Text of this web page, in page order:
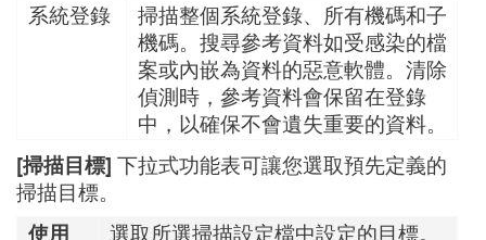
系統登錄
掃描整個系統登錄、所有機碼和子
機碼。搜尋參考資料如受感染的檔
案或內嵌為資料的惡意軟體。清除
偵測時，參考資料會保留在登錄
中，以確保不會遺失重要的資料。
[掃描目標] 下拉式功能表可讓您選取預先定義的
掃描目標。
使用
選取所選掃描設定檔中設定的目標。